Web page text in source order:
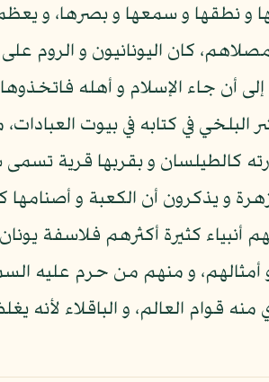
و نطقها و سمعها و بصرها، و
كان اليونانيون و الروم
إلى أن جاء الإسلام و أهله
البلخي في كتابه في بيوت
كالطيلسان و بقربها قرية
و يذكرون أن الكعبة و أصنامها
أنبياء كثيرة أكثرهم فلاسفة
و منهم من حرم عليه
قوام العالم، و الباقلاء لأنه